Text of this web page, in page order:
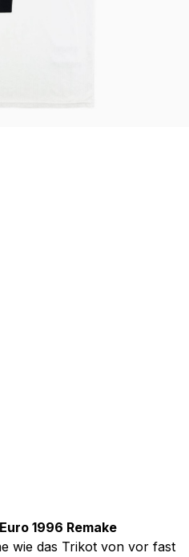
1996 Remake
wie das Trikot von vor fast